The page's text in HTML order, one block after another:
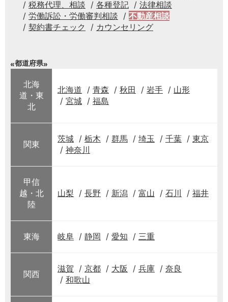
税務代理、相談
各種登記
法律相談
労働訴訟・労働審判相談
不動産相談
契約書チェック
カウンセリング
都道府県
北海
道・東
北
北海道 青森 秋田 岩手
山形
宮城
福島
関東
茨城 栃木 群馬 埼玉 千葉
東京
神奈川
甲信
越・北
陸
山梨 長野 新潟 富山 石川 福井
東海 岐阜 静岡 愛知 三重
関西
滋賀 京都 大阪 兵庫
奈良
和歌山